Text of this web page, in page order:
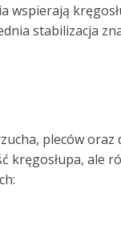
wspierają
stabilizacja
pleców oraz
ale